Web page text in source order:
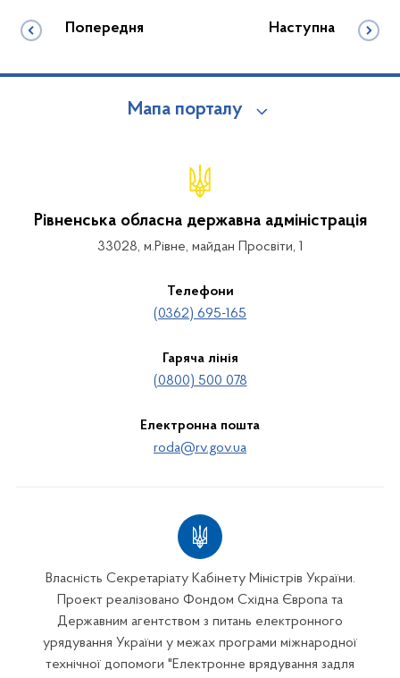
Попередня Наступна
Мапа порталу
Рівненська обласна державна адміністрація
33028, м.Рівне, майдан Просвіти, 1
Телефони
(0362) 695-165
Гаряча лінія
(0800) 500 078
Електронна пошта
roda@rv.gov.ua
Власність Секретаріату Кабінету Міністрів України.
Проект реалізовано Фондом Східна Європа та
Державним агентством з питань електронного
урядування України у межах програми міжнародної
технічної допомоги "Електронне врядування задля